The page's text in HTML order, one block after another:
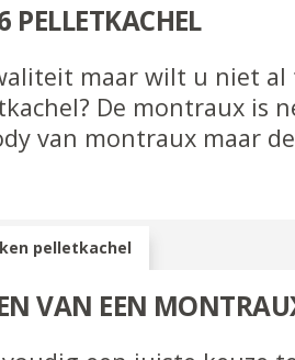
maar wilt u niet al
De montraux is
van montraux maar
pelletkachel
VAN EEN